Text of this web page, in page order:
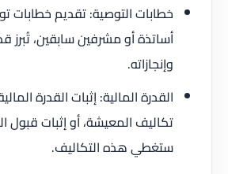
خطابات التوصية: تقديم خطابات
أساتذة أو مشرفين سابقين، تُبرز
وإنجازاته.
القدرة المالية: إثبات القدرة
تكاليف المعيشة، أو إثبات قبول
ستغطي هذه التكاليف.